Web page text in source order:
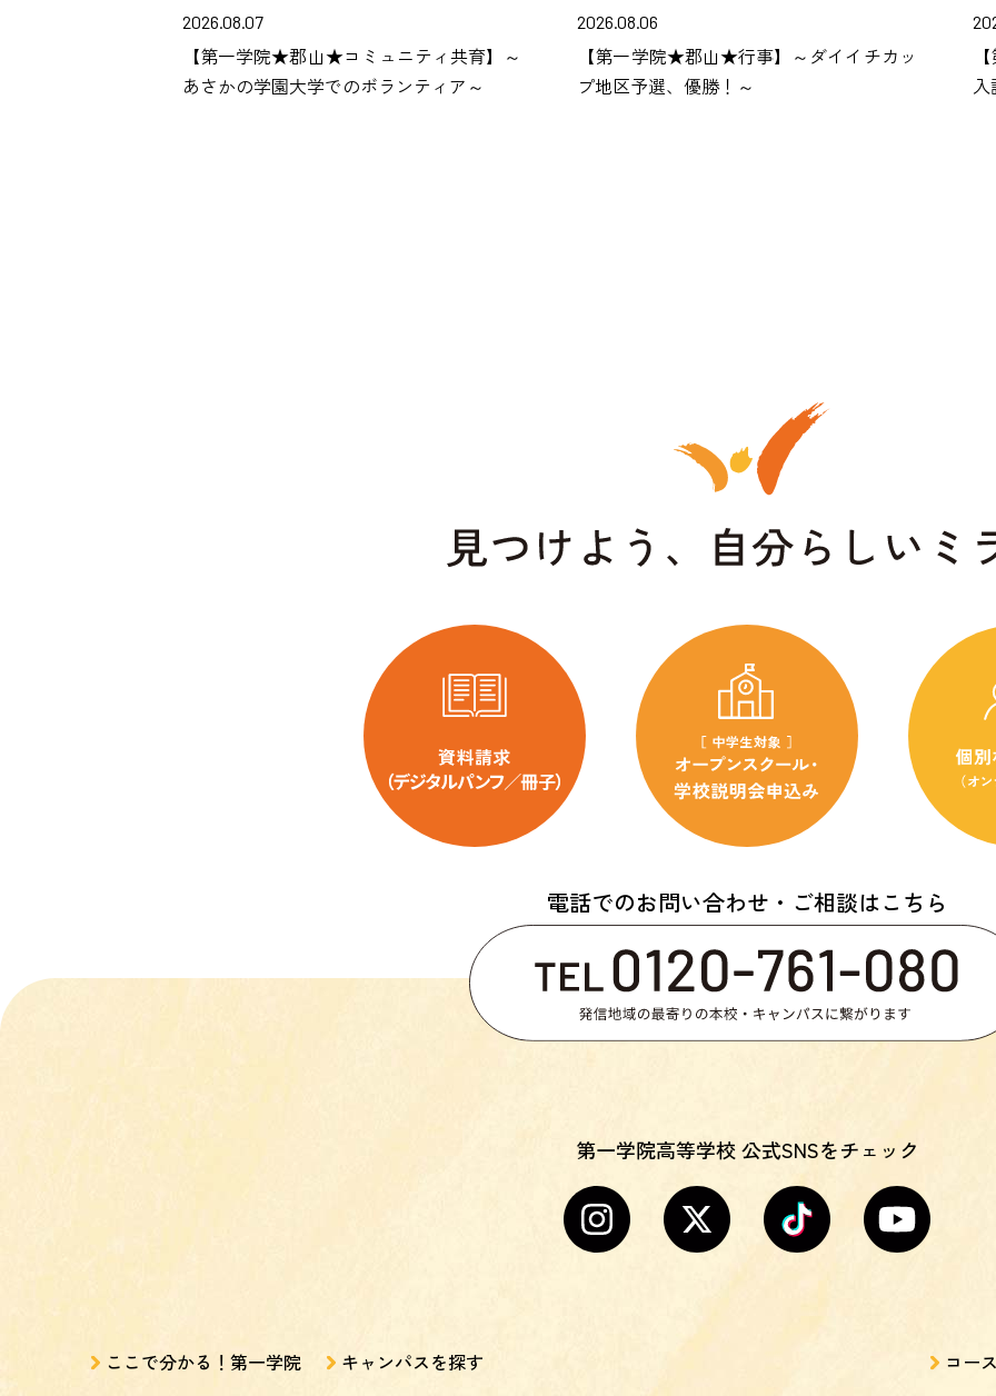
2026.08.07
【第一学院★郡山★コミュニティ共育】～
あさかの学園大学でのボランティア～
2026.08.06
【第一学院★郡山★行事】～ダイイチカッ
プ地区予選、優勝！～
入
電話でのお問い合わせ・ご相談はこちら
第一学院高等学校 公式SNSをチェック
ここで分かる！第一学院 キャンパスを探す コー